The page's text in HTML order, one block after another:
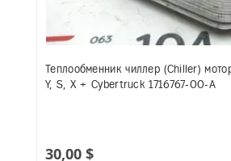
Теплообменник чиллер (Chiller)
Y, S, X + Cybertruck 1716767-00-A
30,00 $